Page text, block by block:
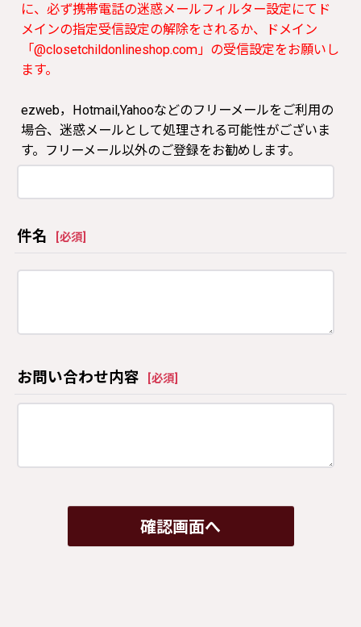
に、必ず携帯電話の迷惑メールフィルター設定にてド
メインの指定受信設定の解除をされるか、ドメイン
「@closetchildonlineshop.com」の受信設定をお願いし
ます。
ezweb，Hotmail,Yahooなどのフリーメールをご利用の
場合、迷惑メールとして処理される可能性がございま
す。フリーメール以外のご登録をお勧めします。
件名 必須
お問い合わせ内容 必須
確認画面へ